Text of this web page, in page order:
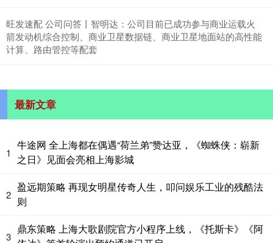
旺发速配 公司问答丨智明达：公司目前已成功参与商业运载火
箭发动机综合控制、商业卫星数据链、商业卫星地面站的高性能
计算、路由管控等配套
最新文章
1
牛途网 全上海都在偶遇“荷兰弟”赞达亚，《蜘蛛侠：崭新
之日》见面会亮相上海影城
2
盈远期策略 再现女明星传奇人生，叩问娱乐工业的残酷法
则
3
鼎东策略 上海大歌剧院官方小程序上线，《托斯卡》《阿